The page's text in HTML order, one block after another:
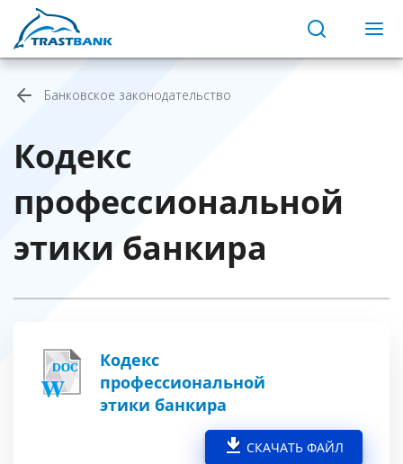
Банковское законодательство
Кодекс
профессиональной
этики банкира
Кодекс
профессиональной
этики банкира
СКАЧАТЬ ФАЙЛ